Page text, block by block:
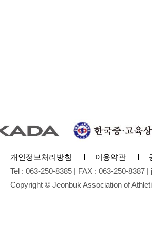
개인정보처리방침 이용약관
Tel : 063-250-8385 | FAX : 063-250-
Copyright © Jeonbuk Association of